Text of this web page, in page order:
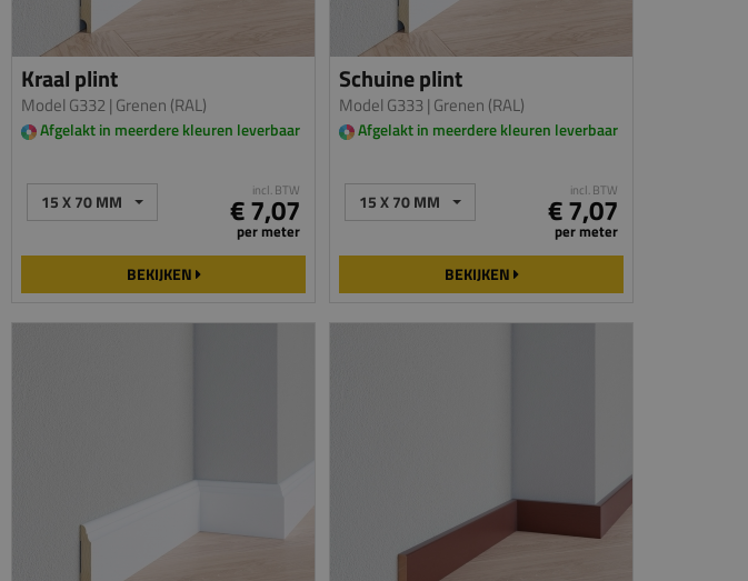
Kraal plint
Model G332| Grenen (RAL)
Afgelakt in meerdere kleuren leverbaar
15 X 70 MM incl. BTW
€ 7,07
per meter
BEKIJKEN
Schuine plint
Model G333 | Grenen (RAL)
Afgelakt in meerdere kleuren leverbaar
15 X 70 MM incl. BTW
€ 7,07
per meter
BEKIJKEN